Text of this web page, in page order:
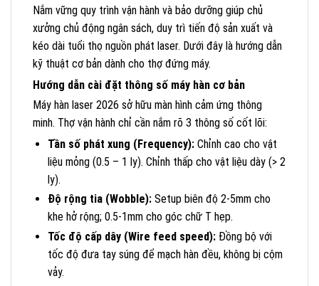
Nắm vững quy trình vận hành và bảo dưỡng giúp chủ
xưởng chủ động ngân sách, duy trì tiến độ sản xuất và
kéo dài tuổi thọ nguồn phát laser. Dưới đây là hướng dẫn
kỹ thuật cơ bản dành cho thợ đứng máy.
Hướng dẫn cài đặt thông số máy hàn cơ bản
Máy hàn laser 2026 sở hữu màn hình cảm ứng thông
minh. Thợ vận hành chỉ cần nắm rõ 3 thông số cốt lõi:
Tần số phát xung (Frequency):Chỉnh cao cho vật
liệu mỏng (0.5 – 1 ly). Chỉnh thấp cho vật liệu dày (> 2
ly).
Độ rộng tia (Wobble):Setup biên độ 2-5mm cho
khe hở rộng; 0.5-1mm cho góc chữ T hẹp.
Tốc độ cấp dây (Wire feed speed):Đồng bộ với
tốc độ đưa tay súng để mạch hàn đều, không bị cộm
vảy.